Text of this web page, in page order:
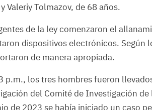
Valeriy Tolmazov, de 68 años.
de la ley comenzaron el
dispositivos electrónicos. Según
de manera apropiada.
p.m., los tres hombres fueron
del Comité de Investigación
de 2023 se había iniciado un caso